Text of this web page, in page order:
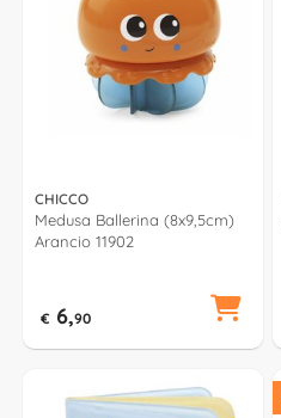
CHICCO
Medusa Ballerina (8x9,5cm)
Arancio 11902
€ 6,90